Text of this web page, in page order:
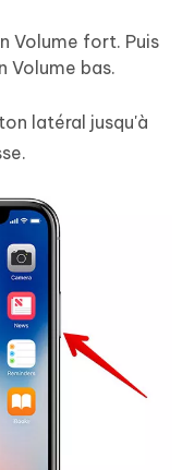
Volume fort. Puis
Volume bas.
latéral jusqu'à